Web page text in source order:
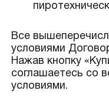
Все
условиями
Нажав кнопку
соглашаетесь со
условиями.